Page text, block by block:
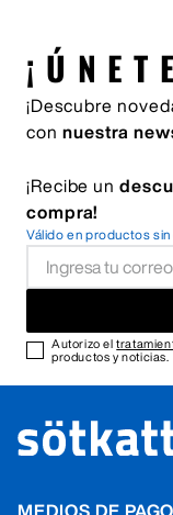
¡Descubre
con nuestra
¡Recibe un
compra!
Válido en productos
Autorizo el
productos y noticias.
MEDIOS DE PAGO